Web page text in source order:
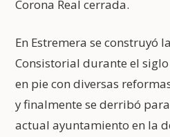
Corona Real cerrada.
En Estremera se construyó
Consistorial durante el
en pie con diversas
y finalmente se derribó
actual ayuntamiento en la